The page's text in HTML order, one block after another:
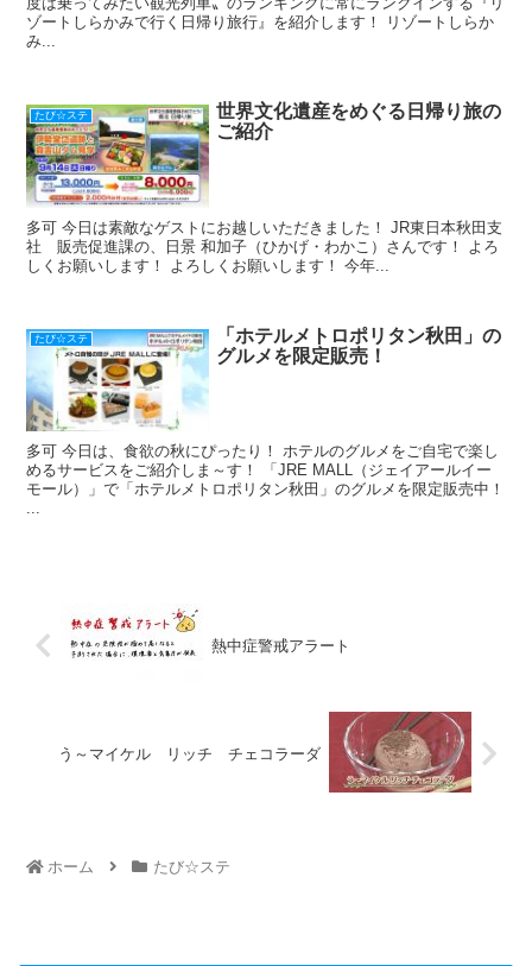
ゾートしらかみで行く日帰り旅行』を紹介します！ リゾートしらか
み...
たび☆ステ
世界文化遺産をめぐる日帰り旅の
ご紹介
多可 今日は素敵なゲストにお越しいただきました！ JR東日本秋田支
社 販売促進課の、日景 和加子（ひかげ・わかこ）さんです！ よろ
しくお願いします！ よろしくお願いします！ 今年...
たび☆ステ
「ホテルメトロポリタン秋田」の
グルメを限定販売！
多可 今日は、食欲の秋にぴったり！ ホテルのグルメをご自宅で楽し
めるサービスをご紹介しま～す！ 「JRE MALL（ジェイアールイー
モール）」で「ホテルメトロポリタン秋田」のグルメを限定販売中！
...
熱中症警戒アラート
う～マイケル リッチ チェコラーダ
ホーム たび☆ステ